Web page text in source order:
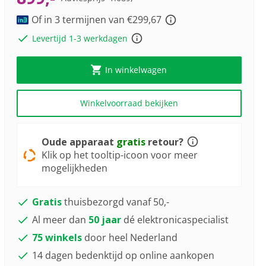
Reviews.
Dezelfde
Youreko’s
tool
voor
energiebesparing.
Of in 3 termijnen van €299,67
Levertijd 1-3 werkdagen
In winkelwagen
Winkelvoorraad bekijken
Oude apparaat gratisretour?
Klik op het tooltip-icoon voor meer
mogelijkheden
Gratisthuisbezorgd vanaf 50,-
Al meer dan 50 jaardé elektronicaspecialist
75 winkelsdoor heel Nederland
14 dagen bedenktijd op online aankopen